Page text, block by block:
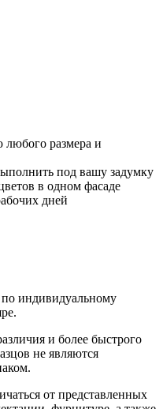
любого размера и
под вашу задумку
в одном фасаде
дней
индивидуальному
и более быстрого
не являются
от представленных